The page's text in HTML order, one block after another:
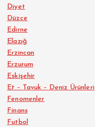
Diyet
Düzce
Edirne
Elazığ
Erzincan
Erzurum
Eskişehir
Et – Tavuk – Deniz Ürünleri
Fenomenler
Finans
Futbol